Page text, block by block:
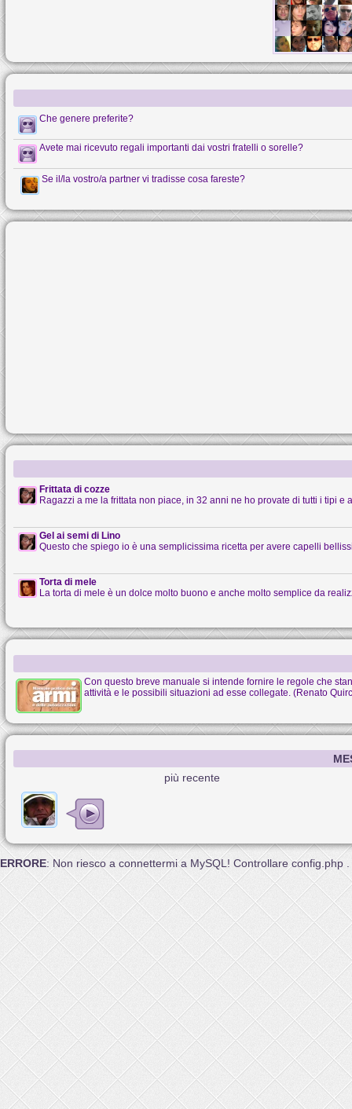
Che genere preferite?
Avete mai ricevuto regali importanti dai vostri fratelli o sorelle?
Se il/la vostro/a partner vi tradisse cosa fareste?
Frittata di cozze
Ragazzi a me la frittata non piace, in 32 anni ne ho provate di tutti i tipi e
Gel ai semi di Lino
Questo che spiego io è una semplicissima ricetta per avere capelli
Torta di mele
La torta di mele è un dolce molto buono e anche molto semplice da
Con questo breve manuale si intende fornire le regole che
attività e le possibili situazioni ad esse collegate. (Renato
più recente
ERRORE: Non riesco a connettermi a MySQL! Controllare config.php .